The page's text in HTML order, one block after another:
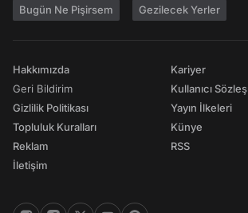
Bugün Ne Pişirsem Gezilecek Yerler
Hakkımızda
Geri Bildirim
Gizlilik Politikası
Topluluk Kuralları
Reklam
İletişim
Kariyer
Kullanıcı
Yayın İlkeleri
Künye
RSS